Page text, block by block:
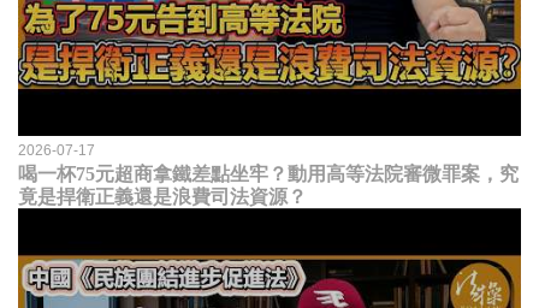
2026-07-17
喝一杯75元超商拿鐵差點坐牢？動用高等法院審微罪案，究
竟是捍衛正義還是浪費司法資源？